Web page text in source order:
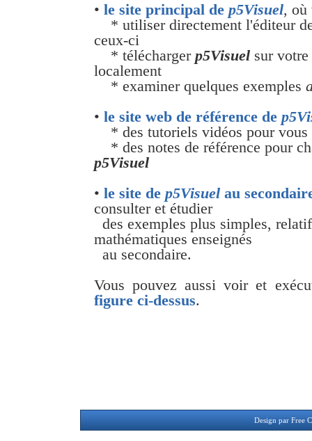
• le site principal de p5Visuel, où
* utiliser directement l'éditeur
ceux-ci
* télécharger p5Visuel sur
localement
* examiner quelques exemples
• le site web de référence de
* des tutoriels vidéos pour
* des notes de référence pour
p5Visuel
• le site de p5Visuel au
consulter et étudier
des exemples plus simples,
mathématiques enseignés
au secondaire.
Vous pouvez aussi voir et
figure ci-dessus.
Design par Free